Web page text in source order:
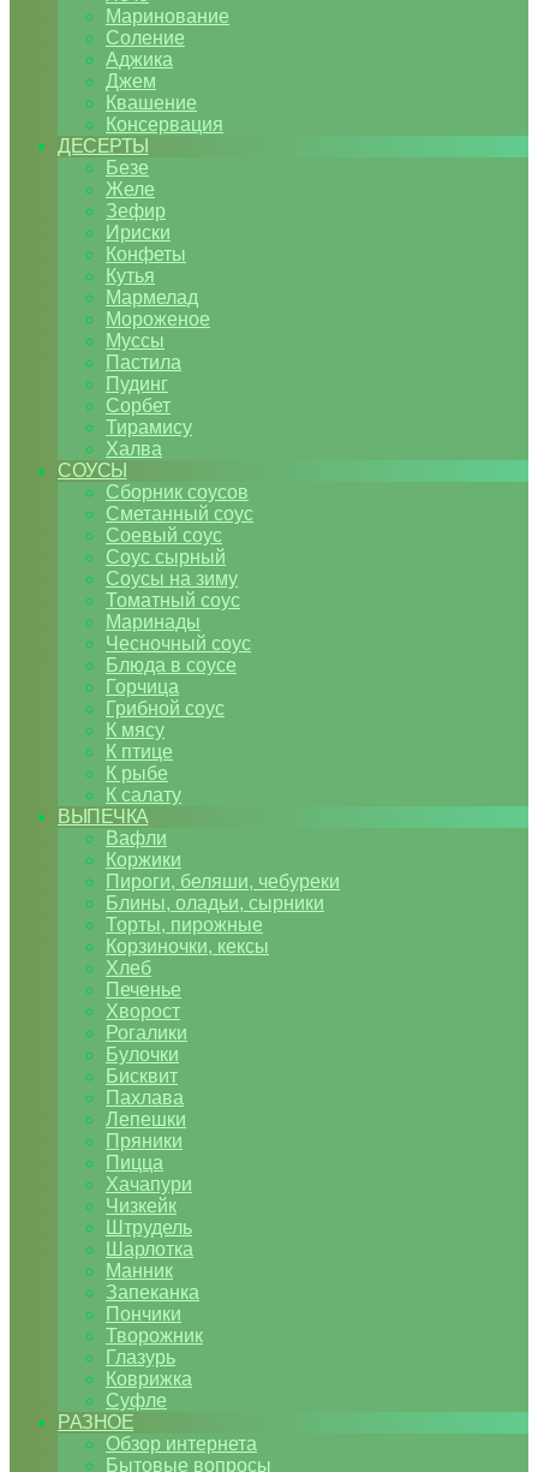
Маринование
Соление
Аджика
Джем
Квашение
Консервация
ДЕСЕРТЫ
Безе
Желе
Зефир
Ириски
Конфеты
Кутья
Мармелад
Мороженое
Муссы
Пастила
Пудинг
Сорбет
Тирамису
Халва
СОУСЫ
Сборник соусов
Сметанный соус
Соевый соус
Соус сырный
Соусы на зиму
Томатный соус
Маринады
Чесночный соус
Блюда в соусе
Горчица
Грибной соус
К мясу
К птице
К рыбе
К салату
ВЫПЕЧКА
Вафли
Коржики
Пироги, беляши, чебуреки
Блины, оладьи, сырники
Торты, пирожные
Корзиночки, кексы
Хлеб
Печенье
Хворост
Рогалики
Булочки
Бисквит
Пахлава
Лепешки
Пряники
Пицца
Хачапури
Чизкейк
Штрудель
Шарлотка
Манник
Запеканка
Пончики
Творожник
Глазурь
Коврижка
Суфле
РАЗНОЕ
Обзор интернета
Бытовые вопросы